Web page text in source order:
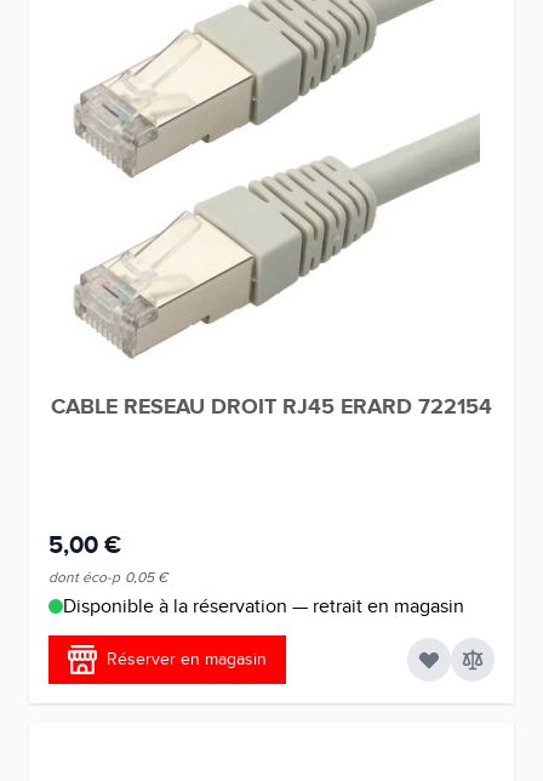
CABLE RESEAU DROIT RJ45 ERARD 722154
5,00 €
dont éco-p 0,05 €
Disponible à la réservation — retrait en magasin
Réserver en magasin